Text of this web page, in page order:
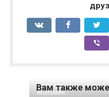
Вам также
Анатомия